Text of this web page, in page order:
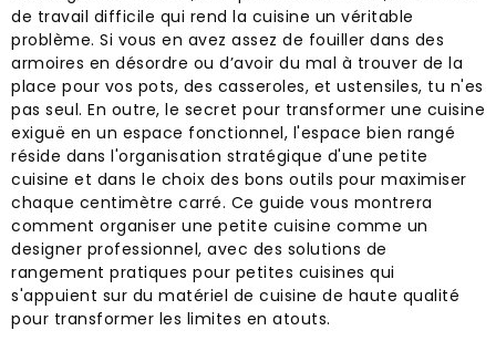
de travail difficile qui rend la cuisine un véritable
problème. Si vous en avez assez de fouiller dans des
armoires en désordre ou d’avoir du mal à trouver de la
place pour vos pots, des casseroles, et ustensiles, tu n'es
pas seul. En outre, le secret pour transformer une cuisine
exiguë en un espace fonctionnel, l'espace bien rangé
réside dans l'organisation stratégique d'une petite
cuisine et dans le choix des bons outils pour maximiser
chaque centimètre carré. Ce guide vous montrera
comment organiser une petite cuisine comme un
designer professionnel, avec des solutions de
rangement pratiques pour petites cuisines qui
s'appuient sur du matériel de cuisine de haute qualité
pour transformer les limites en atouts.